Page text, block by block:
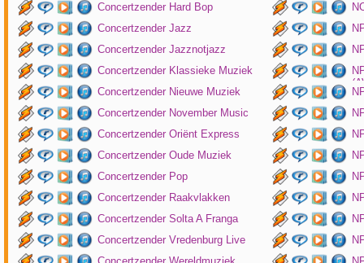
Concertzender Hard Bop
Concertzender Jazz
Concertzender Jazznotjazz
Concertzender Klassieke Muziek
Concertzender Nieuwe Muziek
Concertzender November Music
Concertzender Oriënt Express
Concertzender Oude Muziek
Concertzender Pop
Concertzender Raakvlakken
Concertzender Solta A Franga
Concertzender Vredenburg Live